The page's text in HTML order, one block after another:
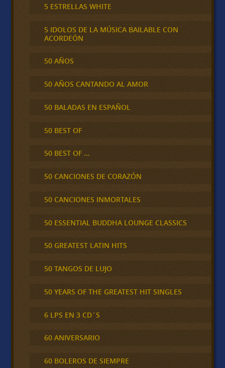
5 ESTRELLAS WHITE
5 IDOLOS DE LA MÚSICA BAILABLE CON
ACORDEÓN
50 AÑOS
50 AÑOS CANTANDO AL AMOR
50 BALADAS EN ESPAÑOL
50 BEST OF
50 BEST OF …
50 CANCIONES DE CORAZÓN
50 CANCIONES INMORTALES
50 ESSENTIAL BUDDHA LOUNGE CLASSICS
50 GREATEST LATIN HITS
50 TANGOS DE LUJO
50 YEARS OF THE GREATEST HIT SINGLES
6 LPS EN 3 CD´S
60 ANIVERSARIO
60 BOLEROS DE SIEMPRE